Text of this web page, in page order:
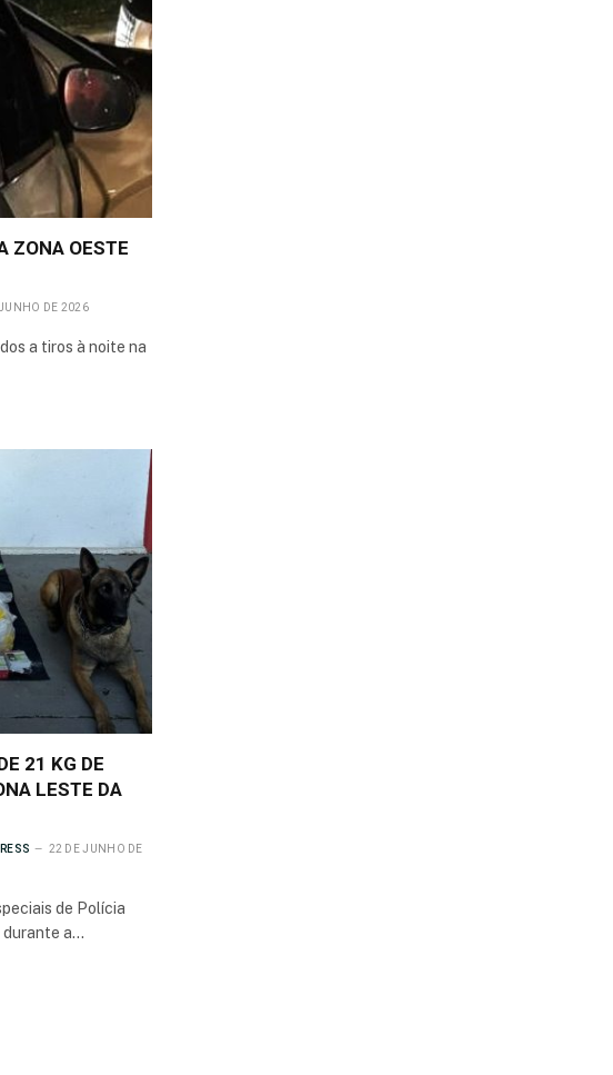
ZONA OESTE
DE 2026
a tiros à noite na
21 KG DE
LESTE DA
22 DE JUNHO DE
de Polícia
durante a…